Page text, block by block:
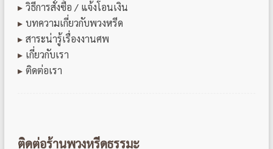
วิธีการสั่งซื้อ / แจ้งโอนเงิน
บทความเกี่ยวกับพวงหรีด
สาระน่ารู้เรื่องงานศพ
เกี่ยวกับเรา
ติดต่อเรา
ติดต่อร้านพวงหรีดธรรมะ